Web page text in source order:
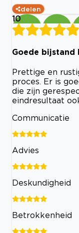
delen
10
Goede bijstand
Prettige en
proces. Er is
die zijn
eindresultaat
Communicatie
Advies
Deskundigheid
Betrokkenheid